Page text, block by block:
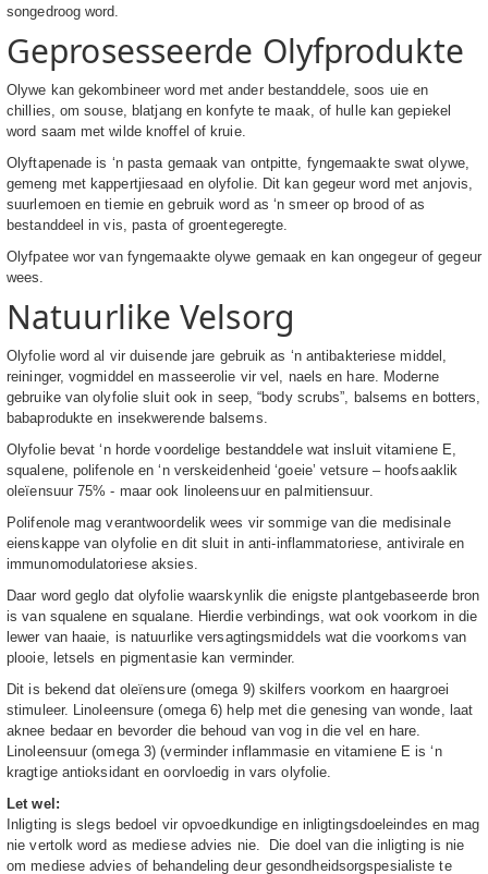
songedroog word.
Geprosesseerde Olyfprodukte
Olywe kan gekombineer word met ander bestanddele, soos uie en
chillies, om souse, blatjang en konfyte te maak, of hulle kan gepiekel
word saam met wilde knoffel of kruie.
Olyftapenade is ‘n pasta gemaak van ontpitte, fyngemaakte swat olywe,
gemeng met kappertjiesaad en olyfolie. Dit kan gegeur word met anjovis,
suurlemoen en tiemie en gebruik word as ‘n smeer op brood of as
bestanddeel in vis, pasta of groentegeregte.
Olyfpatee wor van fyngemaakte olywe gemaak en kan ongegeur of gegeur
wees.
Natuurlike Velsorg
Olyfolie word al vir duisende jare gebruik as ‘n antibakteriese middel,
reininger, vogmiddel en masseerolie vir vel, naels en hare. Moderne
gebruike van olyfolie sluit ook in seep, “body scrubs”, balsems en botters,
babaprodukte en insekwerende balsems.
Olyfolie bevat ‘n horde voordelige bestanddele wat insluit vitamiene E,
squalene, polifenole en ‘n verskeidenheid ‘goeie’ vetsure – hoofsaaklik
oleïensuur 75% - maar ook linoleensuur en palmitiensuur.
Polifenole mag verantwoordelik wees vir sommige van die medisinale
eienskappe van olyfolie en dit sluit in anti-inflammatoriese, antivirale en
immunomodulatoriese aksies.
Daar word geglo dat olyfolie waarskynlik die enigste plantgebaseerde bron
is van squalene en squalane. Hierdie verbindings, wat ook voorkom in die
lewer van haaie, is natuurlike versagtingsmiddels wat die voorkoms van
plooie, letsels en pigmentasie kan verminder.
Dit is bekend dat oleïensure (omega 9) skilfers voorkom en haargroei
stimuleer. Linoleensure (omega 6) help met die genesing van wonde, laat
aknee bedaar en bevorder die behoud van vog in die vel en hare.
Linoleensuur (omega 3) (verminder inflammasie en vitamiene E is ‘n
kragtige antioksidant en oorvloedig in vars olyfolie.
Let wel:
Inligting is slegs bedoel vir opvoedkundige en inligtingsdoeleindes en mag
nie vertolk word as mediese advies nie. Die doel van die inligting is nie
om mediese advies of behandeling deur gesondheidsorgspesialiste te